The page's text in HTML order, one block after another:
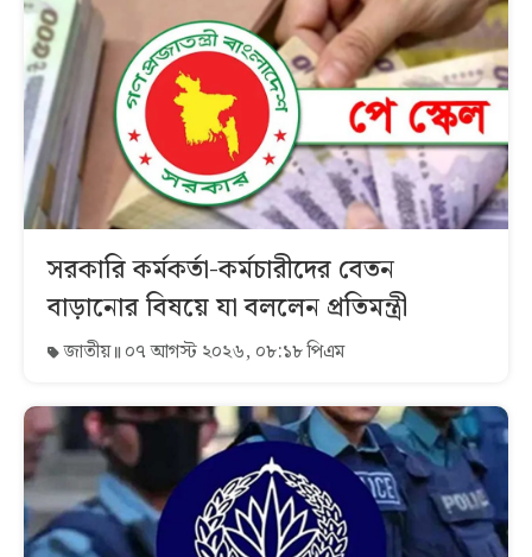
সরকারি কর্মকর্তা-কর্মচারীদের বেতন
বাড়ানোর বিষয়ে যা বললেন প্রতিমন্ত্রী
জাতীয় ০৭ আগস্ট ২০২৬, ০৮:১৮ পিএম